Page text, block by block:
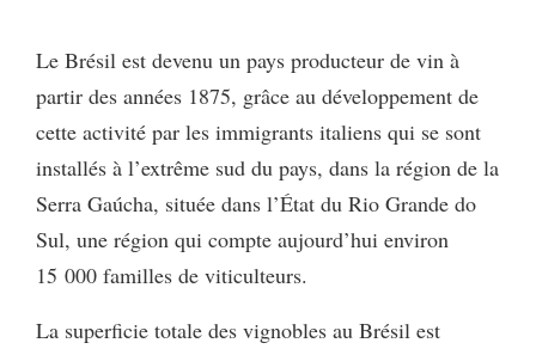
Le Brésil est devenu un pays producteur de vin à
partir des années 1875, grâce au développement de
cette activité par les immigrants italiens qui se sont
installés à l’extrême sud du pays, dans la région de la
Serra Gaúcha, située dans l’État du Rio Grande do
Sul, une région qui compte aujourd’hui environ
15 000 familles de viticulteurs.
La superficie totale des vignobles au Brésil est